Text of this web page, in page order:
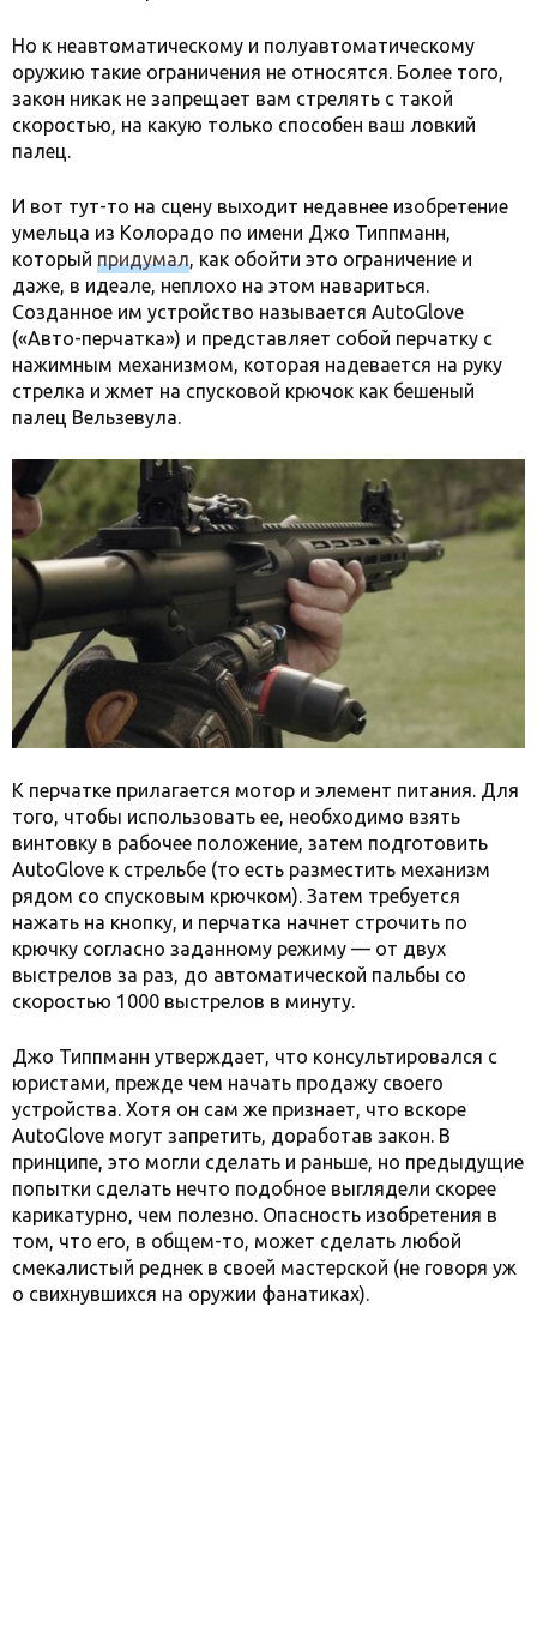
Но к неавтоматическому и полуавтоматическому
оружию такие ограничения не относятся. Более того,
закон никак не запрещает вам стрелять с такой
скоростью, на какую только способен ваш ловкий
палец.
И вот тут-то на сцену выходит недавнее изобретение
умельца из Колорадо по имени Джо Типпманн,
который придумал, как обойти это ограничение и
даже, в идеале, неплохо на этом навариться.
Созданное им устройство называется AutoGlove
(«Авто-перчатка») и представляет собой перчатку с
нажимным механизмом, которая надевается на руку
стрелка и жмет на спусковой крючок как бешеный
палец Вельзевула.
К перчатке прилагается мотор и элемент питания. Для
того, чтобы использовать ее, необходимо взять
винтовку в рабочее положение, затем подготовить
AutoGlove к стрельбе (то есть разместить механизм
рядом со спусковым крючком). Затем требуется
нажать на кнопку, и перчатка начнет строчить по
крючку согласно заданному режиму — от двух
выстрелов за раз, до автоматической пальбы со
скоростью 1000 выстрелов в минуту.
Джо Типпманн утверждает, что консультировался с
юристами, прежде чем начать продажу своего
устройства. Хотя он сам же признает, что вскоре
AutoGlove могут запретить, доработав закон. В
принципе, это могли сделать и раньше, но предыдущие
попытки сделать нечто подобное выглядели скорее
карикатурно, чем полезно. Опасность изобретения в
том, что его, в общем-то, может сделать любой
смекалистый реднек в своей мастерской (не говоря уж
о свихнувшихся на оружии фанатиках).